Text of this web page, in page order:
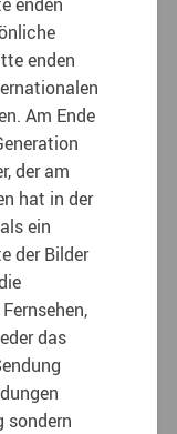
enden
Am Ende
der am
hat in der
ein
der Bilder
das
sondern